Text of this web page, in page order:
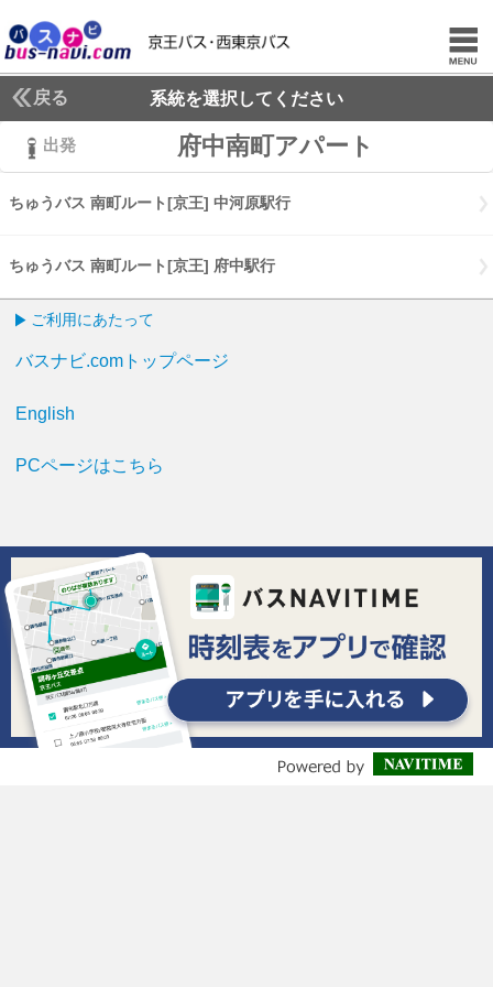
戻る 系統を選択してください
出発 府中南町アパート
ちゅうバス 南町ルート[京王] 中河原駅行
ちゅうバス 南町ルート[京王] 府中駅行
ご利用にあたって
バスナビ.comトップページ
English
PCページはこちら